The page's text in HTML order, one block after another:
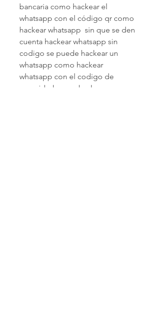
bancaria como hackear el
whatsapp con el código qr como
hackear whatsapp  sin que se den
cuenta hackear whatsapp sin
codigo se puede hackear un
whatsapp como hackear
whatsapp con el codigo de
seguridad como hackear